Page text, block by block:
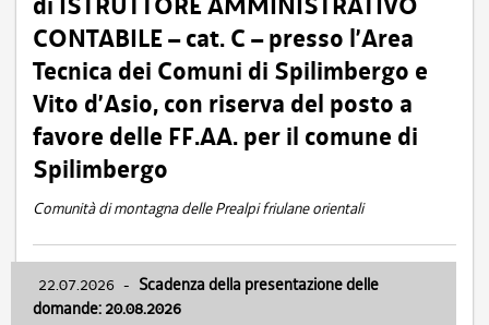
CONTABILE – cat. C – presso l’Area
Tecnica dei Comuni di Spilimbergo e
Vito d’Asio, con riserva del posto a
favore delle FF.AA. per il comune di
Spilimbergo
Comunità di montagna delle Prealpi friulane orientali
22.07.2026 - Scadenza della presentazione delle
domande: 20.08.2026